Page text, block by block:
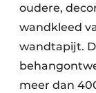
oudere,
wandkleed
wandtapijt.
meer dan